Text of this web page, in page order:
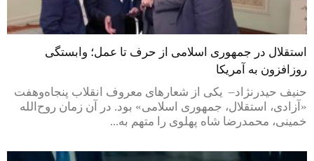
استقلال در جمهوری اسلامی از حرف تا عمل؛ وابستگی
روزافزون به آمریکا
حنیف حیدرنژاد– یکی از شعارهای معروف انقلاب پنجاه‌وهفت
«آزادی، استقلال، جمهوری اسلامی» بود. در آن زمان روح‌الله
خمینی، محمدرضا شاه پهلوی را متهم به...